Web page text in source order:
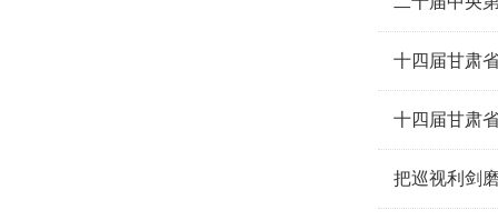
十四届甘肃
十四届甘肃
把巡视利剑